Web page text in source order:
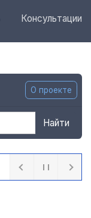
Консультации
О проекте
Найти